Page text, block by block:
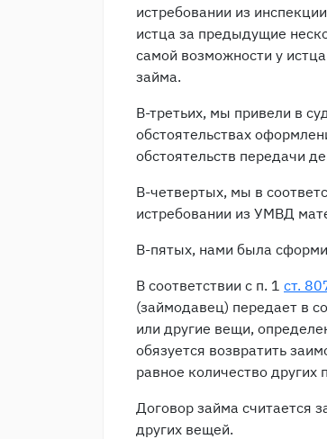
истребовании из
истца за предыдущие
самой возможности у
займа.
В-третьих, мы привели в
обстоятельствах
обстоятельств передачи
В-четвертых, мы в
истребовании из УМВД
В-пятых, нами была
В соответствии с п. 1 ст.
(займодавец) передает в
или другие вещи,
обязуется возвратить
равное количество
Договор займа считается
других вещей.